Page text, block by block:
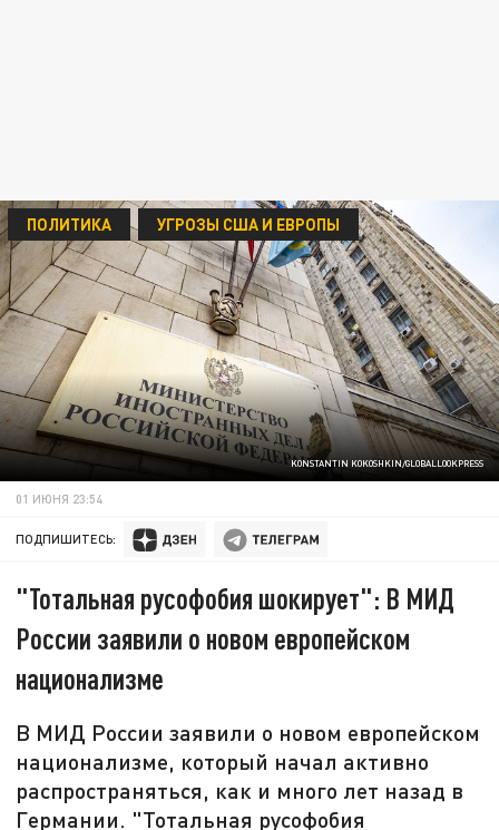
KONSTANTIN KOKOSHKIN/GLOBALLOOKPRESS
ПОЛИТИКА УГРОЗЫ США И ЕВРОПЫ
01 ИЮНЯ 23:54
ПОДПИШИТЕСЬ:
"Тотальная русофобия шокирует": В МИД
России заявили о новом европейском
национализме
В МИД России заявили о новом европейском
национализме, который начал активно
распространяться, как и много лет назад в
Германии. "Тотальная русофобия